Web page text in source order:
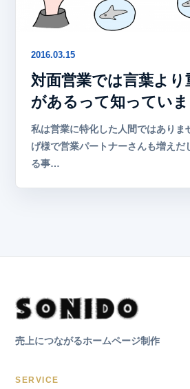
2016.03.15
対面営業では言葉よ
があるって知ってい
私は営業に特化した人間ではありま
げ様で営業パートナーさんも増えだ
る事…
売上につながるホームページ制作
SERVICE